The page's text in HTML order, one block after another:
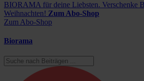
BIORAMA für deine Liebsten. Verschenke
Weihnachten! Zum Abo-Shop
Zum Abo-Shop
Biorama